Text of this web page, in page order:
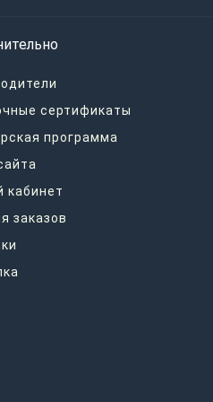
сертификаты
программа
кабинет
заказов